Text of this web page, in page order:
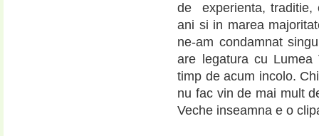
de experienta, traditie,
ani si in marea
ne-am condamnat
are legatura cu
timp de acum incolo.
nu fac vin de mai mult
Veche inseamna e o